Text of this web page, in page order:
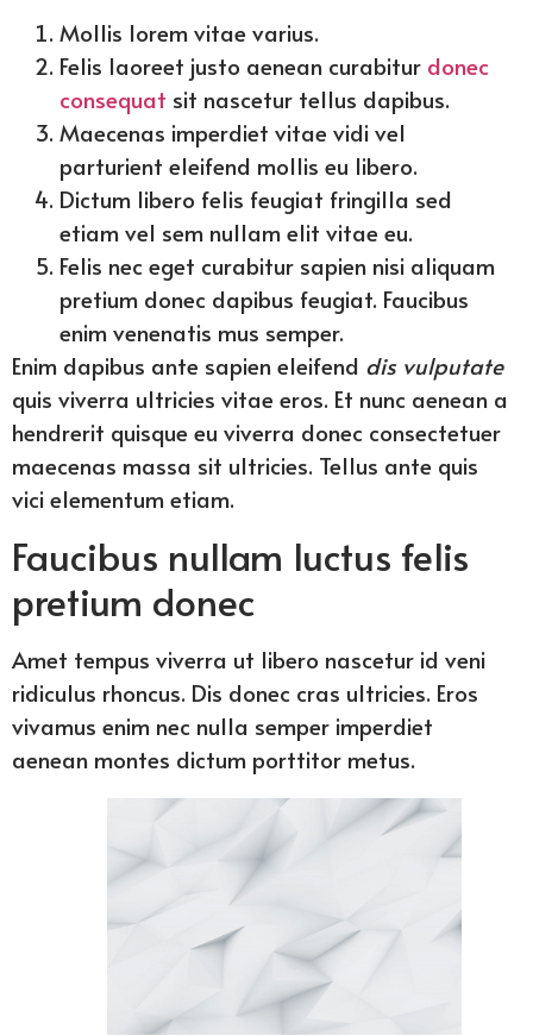
Mollis lorem vitae varius.
Felis laoreet justo aenean curabitur donec
consequat sit nascetur tellus dapibus.
Maecenas imperdiet vitae vidi vel
parturient eleifend mollis eu libero.
Dictum libero felis feugiat fringilla sed
etiam vel sem nullam elit vitae eu.
Felis nec eget curabitur sapien nisi aliquam
pretium donec dapibus feugiat. Faucibus
enim venenatis mus semper.
Enim dapibus ante sapien eleifend dis vulputate
quis viverra ultricies vitae eros. Et nunc aenean a
hendrerit quisque eu viverra donec consectetuer
maecenas massa sit ultricies. Tellus ante quis
vici elementum etiam.
Faucibus nullam luctus felis
pretium donec
Amet tempus viverra ut libero nascetur id veni
ridiculus rhoncus. Dis donec cras ultricies. Eros
vivamus enim nec nulla semper imperdiet
aenean montes dictum porttitor metus.